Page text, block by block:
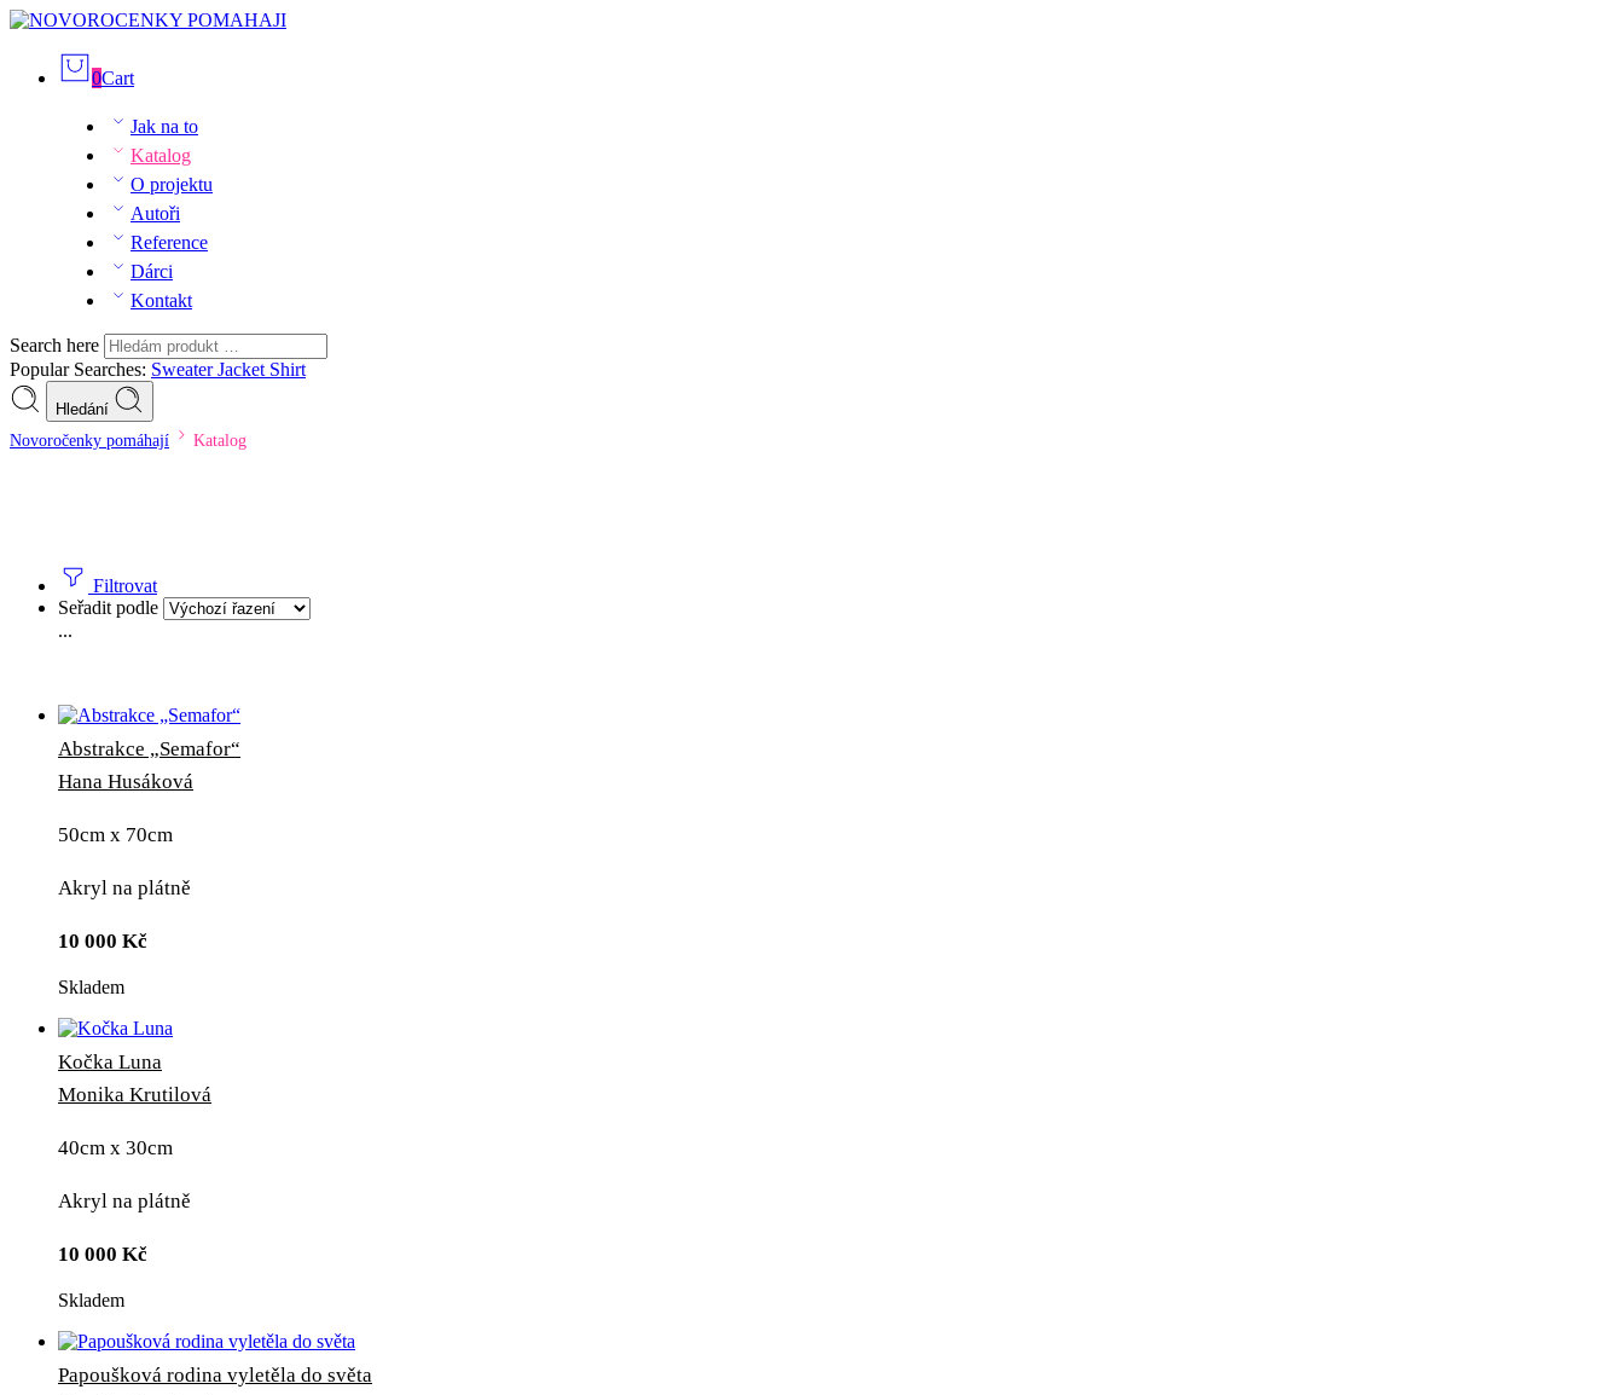
0Cart
Jak na to
Katalog
O projektu
Autoři
Reference
Dárci
Kontakt
Search here
Popular Searches: SweaterJacket Shirt
Hledání
Novoročenky pomáhají Katalog
Filtrovat
Seřadit podle
...
Abstrakce „Semafor“
Hana Husáková
50cm x 70cm
Akryl na plátně
10 000 Kč
Skladem
Kočka Luna
Monika Krutilová
40cm x 30cm
Akryl na plátně
10 000 Kč
Skladem
Papoušková rodina vyletěla do světa